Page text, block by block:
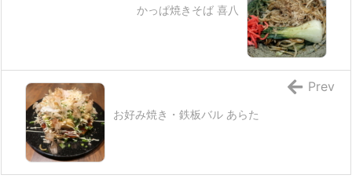
かっぱ焼きそば 喜八
お好み焼き・鉄板バル あらた
Prev